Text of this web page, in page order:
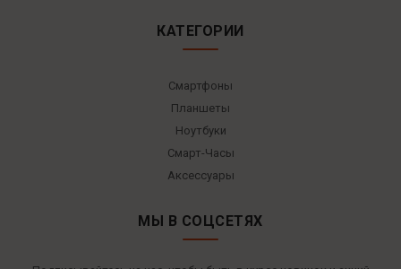
КАТЕГОРИИ
Смартфоны
Планшеты
Ноутбуки
Смарт-Часы
Аксессуары
МЫ В СОЦСЕТЯХ